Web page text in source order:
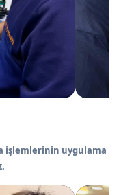
işlemlerinin uygulama